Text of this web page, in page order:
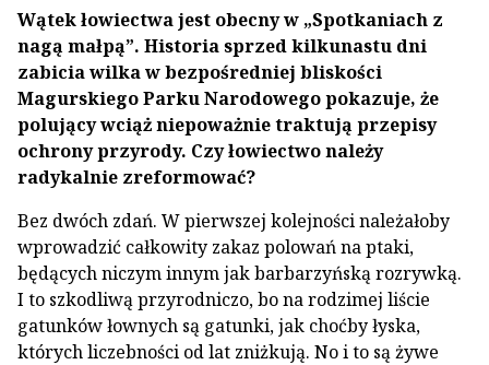
Wątek łowiectwa jest obecny w „Spotkaniach z
nagą małpą”. Historia sprzed kilkunastu dni
zabicia wilka w bezpośredniej bliskości
Magurskiego Parku Narodowego pokazuje, że
polujący wciąż niepoważnie traktują przepisy
ochrony przyrody. Czy łowiectwo należy
radykalnie zreformować?
Bez dwóch zdań. W pierwszej kolejności należałoby
wprowadzić całkowity zakaz polowań na ptaki,
będących niczym innym jak barbarzyńską rozrywką.
I to szkodliwą przyrodniczo, bo na rodzimej liście
gatunków łownych są gatunki, jak choćby łyska,
których liczebności od lat zniżkują. No i to są żywe